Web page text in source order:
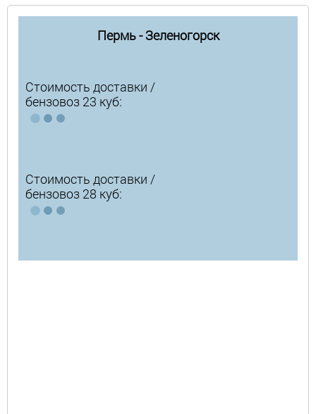
Пермь - Зеленогорск
Стоимость доставки /
бензовоз 23 куб:
Стоимость доставки /
бензовоз 28 куб: